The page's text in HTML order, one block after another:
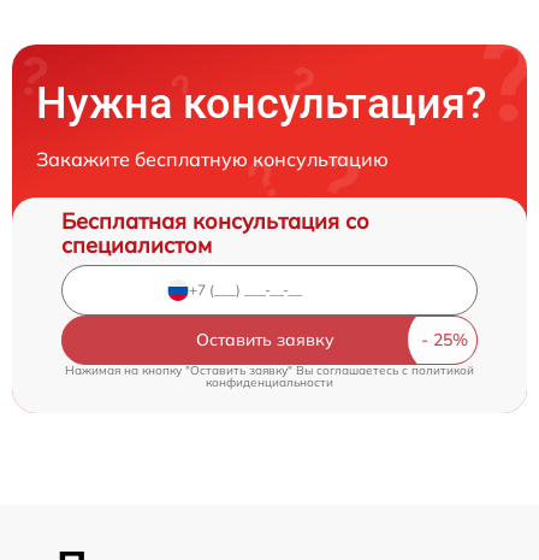
Нужна консультация?
Закажите бесплатную консультацию
Бесплатная консультация со
специалистом
Оставить заявку
Нажимая на кнопку "Оставить заявку" Вы соглашаетесь cполитикой
конфиденциальности